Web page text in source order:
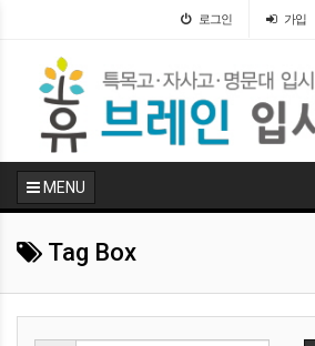
로그인 가입
MENU
Tag Box